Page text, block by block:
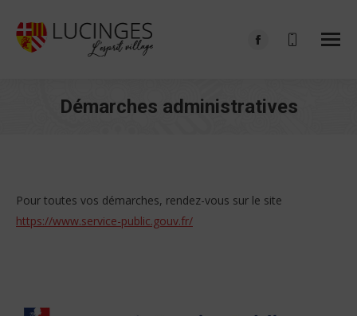
Facebook
in
Démarches administratives
Pour toutes vos démarches, rendez-vous sur le site
https://www.service-public.gouv.fr/